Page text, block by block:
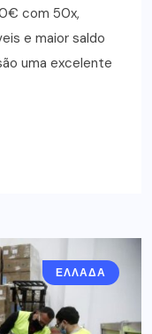
com 50x,
e maior saldo
uma excelente
ΕΛΛΑΔΑ